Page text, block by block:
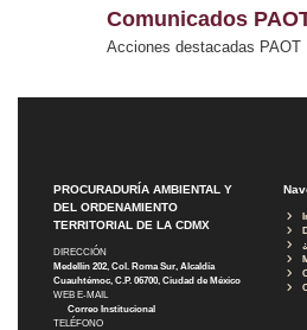
Comunicados
Acciones destacadas PAOT
PROCURADURÍA AMBIENTAL Y
DEL ORDENAMIENTO
TERRITORIAL DE LA CDMX
DIRECCIÓN
Medellín 202, Col. Roma Sur, Alcaldía
Cuauhtémoc, C.P. 06700, Ciudad de México
WEB E-MAIL
Correo Institucional
TELÉFONO